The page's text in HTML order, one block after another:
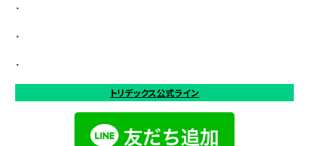
・
・
・
トリデックス公式ライン